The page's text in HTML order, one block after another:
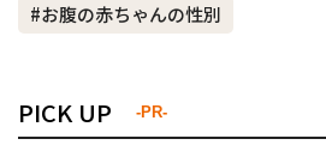
#お腹の赤ちゃんの性別
PICK UP -PR-